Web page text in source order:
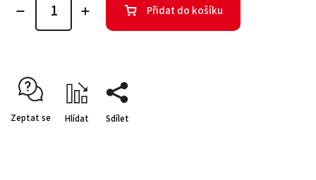
Přidat do košíku
Zeptat se Hlídat Sdílet